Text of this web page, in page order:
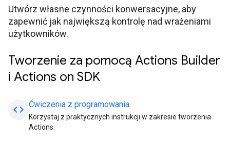
Utwórz własne czynności konwersacyjne, aby
zapewnić jak największą kontrolę nad wrażeniami
użytkowników.
Tworzenie za pomocą Actions Builder
i Actions on SDK
code Ćwiczenia z programowania
Korzystaj z praktycznych instrukcji w zakresie tworzenia
Actions.